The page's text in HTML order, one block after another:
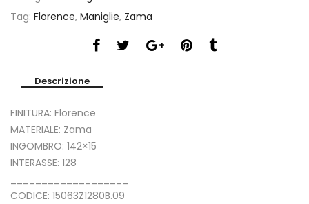
Tag: Florence, Maniglie, Zama
Descrizione
FINITURA: Florence
MATERIALE: Zama
INGOMBRO: 142×15
INTERASSE: 128
CODICE: 15063Z1280B.09